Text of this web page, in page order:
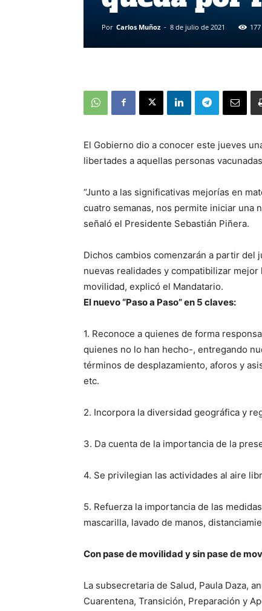
Por Carlos Muñoz - 8 de julio de 2021 177
El Gobierno dio a conocer este jueves
libertades a aquellas personas
“Junto a las significativas mejorías en
cuatro semanas, nos permite iniciar una
señaló el Presidente Sebastián Piñera.
Dichos cambios comenzarán a partir del
nuevas realidades y compatibilizar
movilidad, explicó el Mandatario.
El nuevo “Paso a Paso” en 5 claves:
1. Reconoce a quienes de forma
quienes no lo han hecho-, entregando
términos de desplazamiento, aforos y
etc.
2. Incorpora la diversidad geográfica y
3. Da cuenta de la importancia de la
4. Se privilegian las actividades al aire
5. Refuerza la importancia de las
mascarilla, lavado de manos,
Con pase de movilidad y sin pase de
La subsecretaria de Salud, Paula Daza,
Cuarentena, Transición, Preparación y